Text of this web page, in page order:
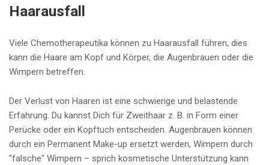
Haarausfall
Viele Chemotherapeutika können zu Haarausfall führen; dies
kann die Haare am Kopf und Körper, die Augenbrauen oder die
Wimpern betreffen.
Der Verlust von Haaren ist eine schwierige und belastende
Erfahrung. Du kannst Dich für Zweithaar z. B. in Form einer
Perücke oder ein Kopftuch entscheiden. Augenbrauen können
durch ein Permanent Make-up ersetzt werden, Wimpern durch
"falsche" Wimpern – sprich kosmetische Unterstützung kann